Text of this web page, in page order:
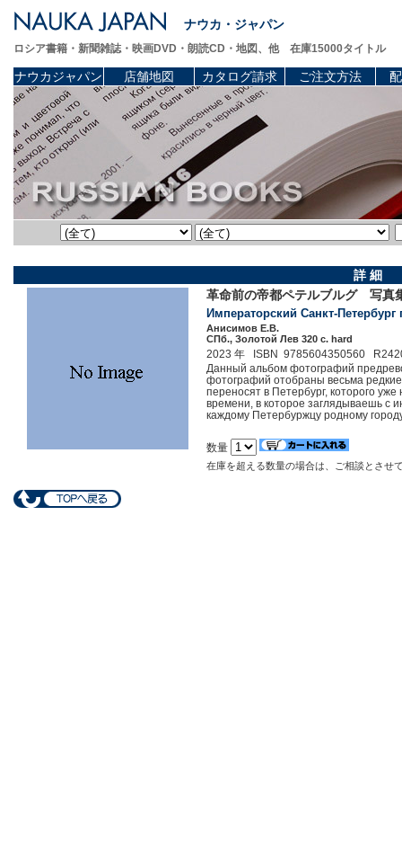
ナウカ・ジャパン
ロシア書籍・新聞雑誌・映画DVD・朗読CD・地図、他 在庫15000タイトル
ナウカジャパン 店舗地図 カタログ請求 ご注文方法
詳 細
革命前の帝都ペテルブルグ 写真
Императорский Санкт-
Анисимов Е.В.
СПб., Золотой Лев 320 c. hard
2023 年 ISBN 9785604350560
Данный альбом фотографий
фотографий отобраны весьма
переносят в Петербург, которого
времени, в которое заглядываешь с
каждому Петербуржцу родному
数量
在庫を超える数量の場合は、ご相談とさせ